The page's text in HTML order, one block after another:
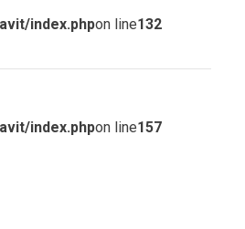
index.phpon line132
index.phpon line157